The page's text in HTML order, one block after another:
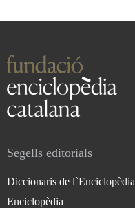
Segells editorials
Diccionaris de l`Enciclopèdia
Enciclopèdia